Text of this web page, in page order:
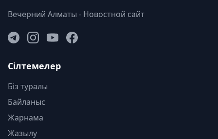
Вечерний Алматы - Новостной сайт
Сілтемелер
Біз туралы
Байланыс
Жарнама
Жазылу